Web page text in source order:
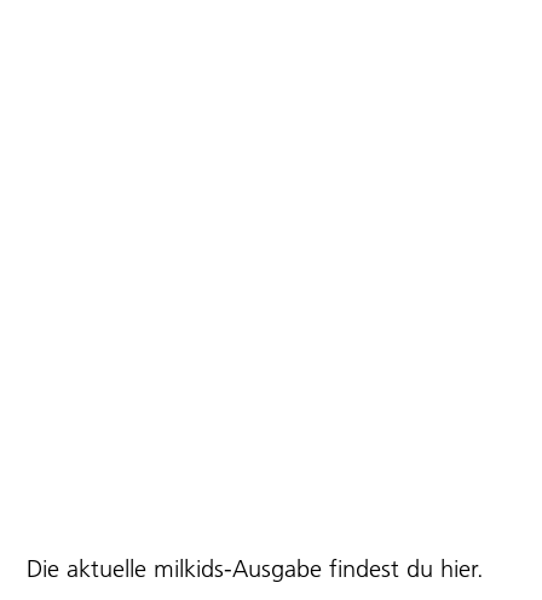
Die aktuelle milkids-Ausgabe findest du hier.